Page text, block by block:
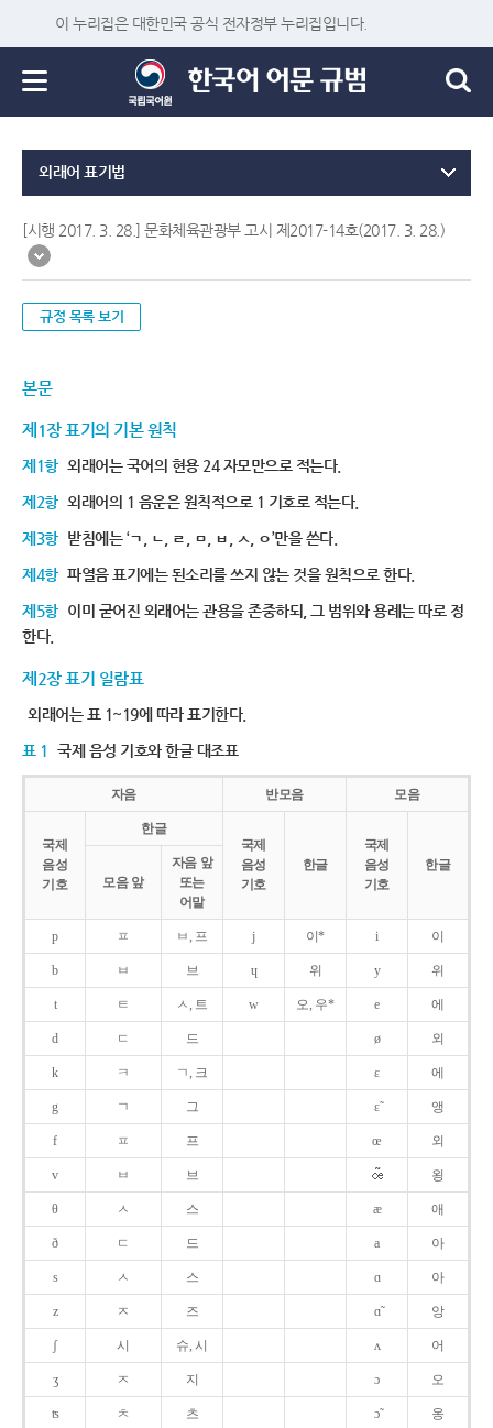
이 누리집은 대한민국 공식 전자정부 누리집입니다.
외래어 표기법
[시행 2017. 3. 28.] 문화체육관광부 고시 제2017-14호(2017. 3. 28.)
규정 목록 보기
본문
제1장 표기의 기본 원칙
제1항 외래어는 국어의 현용 24 자모만으로 적는다.
제2항 외래어의 1 음운은 원칙적으로 1 기호로 적는다.
제3항 받침에는 ‘ㄱ, ㄴ, ㄹ, ㅁ, ㅂ, ㅅ, ㅇ’만을 쓴다.
제4항 파열음 표기에는 된소리를 쓰지 않는 것을 원칙으로 한다.
제5항 이미 굳어진 외래어는 관용을 존중하되, 그 범위와 용례는 따로 정
한다.
제2장 표기 일람표
외래어는 표 1~19에 따라 표기한다.
표 1 국제 음성 기호와 한글 대조표
자음 반모음 모음
국제
음성
기호
한글
국제
음성
기호
한글
국제
음성
기호
한글
모음 앞
자음 앞
또는
어말
p ㅍ ㅂ, 프 j 이* i 이
b ㅂ 브 ɥ 위 y 위
t ㅌ ㅅ, 트 w 오, 우* e 에
d ㄷ 드 ø 외
k ㅋ ㄱ, 크 ɛ 에
g ㄱ 그 ɛ̃ 앵
f ㅍ 프 œ 외
v ㅂ 브 욍
θ ㅅ 스 æ 애
ð ㄷ 드 a 아
s ㅅ 스 ɑ 아
z ㅈ 즈 ɑ̃ 앙
ʃ 시 슈, 시 ʌ 어
ʒ ㅈ 지 ɔ 오
ʦ ㅊ 츠 ɔ̃ 옹